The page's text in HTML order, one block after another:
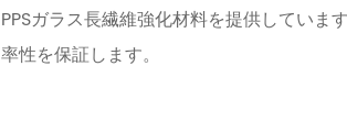
PPSガラス長繊維強化材料を提供してい
率性を保証します。